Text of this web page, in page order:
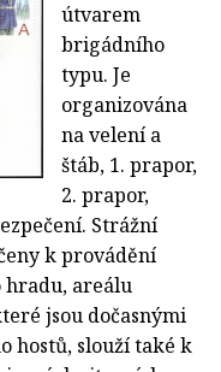
útvarem
brigádního
typu. Je
organizována
na velení a
štáb, 1. prapor,
2. prapor,
Strážní
k provádění
hradu, areálu
jsou dočasnými
hostů, slouží také k